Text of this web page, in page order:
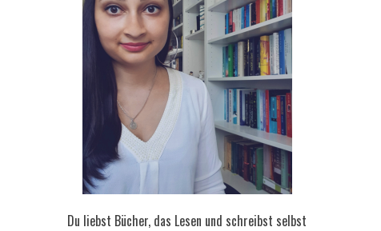
Du liebst Bücher, das Lesen und schreibst selbst